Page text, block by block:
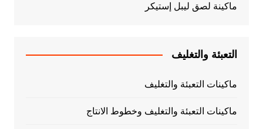
ماكينة لصق ليبل إستيكر
التعبئة والتغليف
ماكينات التعبئة والتغليف
ماكينات التعبئة والتغليف وخطوط الانتاج